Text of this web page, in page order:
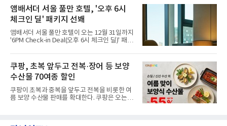
민들의 호응 속에 CFS는 즉시 행동에 나섰다. 지
난 28일 오후 전문 청소업체와
고, 2023년 같은 물류센터에서 발생한 화재에
대해서도 쿠팡 입주 전 공사 과정에서 벌어진 일
이라며 선을 그었다.쿠팡은 21일 인천 물류센터
내부에서 불이 타는 냄새가 났다는 의혹과 관련
해 “사실무근”이라는 입장을 밝혔다.회사 측은
“인근에서 지난 15일 다른 회사에서 발생한 대
것으로 확인됐다”고 설명했다.이어 “정확한 화
재 원인은 추후 조사될
앰배서더 서울 풀만 호텔, '오후 6시
체크인 딜' 패키지 선봬
앰배서더 서울 풀만 호텔이 오는 12월 31일까지
'6PM Check-in Deal(오후 6시 체크인 딜)' 패키
으로 여유로운 저녁 시간부터 호텔 스테이를 시
작할 수 있도록 준비됐다.앰배서더 서울 풀만 호
텔 측은 “퇴근 후 또는 주말 도심 속에서 짧지만
온전한 휴식을 원하는 고객들에게 특별한 경험
을 제공한다”고 밝혔다.패키지는 디럭스와 이그
제큐티브 두 가지 타입으로 구성된다. 디럭스 패
키지는 객실 1박(룸 온리)으로 심플한 호캉스를
스 센터 사우나 2인 이용 혜택이 포함된다.특히
쿠팡, 초복 앞두고 전복·장어 등 보양
수산물 70여종 할인
쿠팡이 초복과 중복을 앞두고 전복을 비롯한 여
름 보양 수산물 판매를 확대한다. 쿠팡은 오는